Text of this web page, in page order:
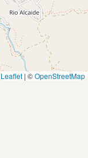
Leaflet | ©OpenStreetMap